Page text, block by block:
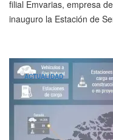
filial Emvarias, empresa
inauguro la Estación de
ACTUALIDAD